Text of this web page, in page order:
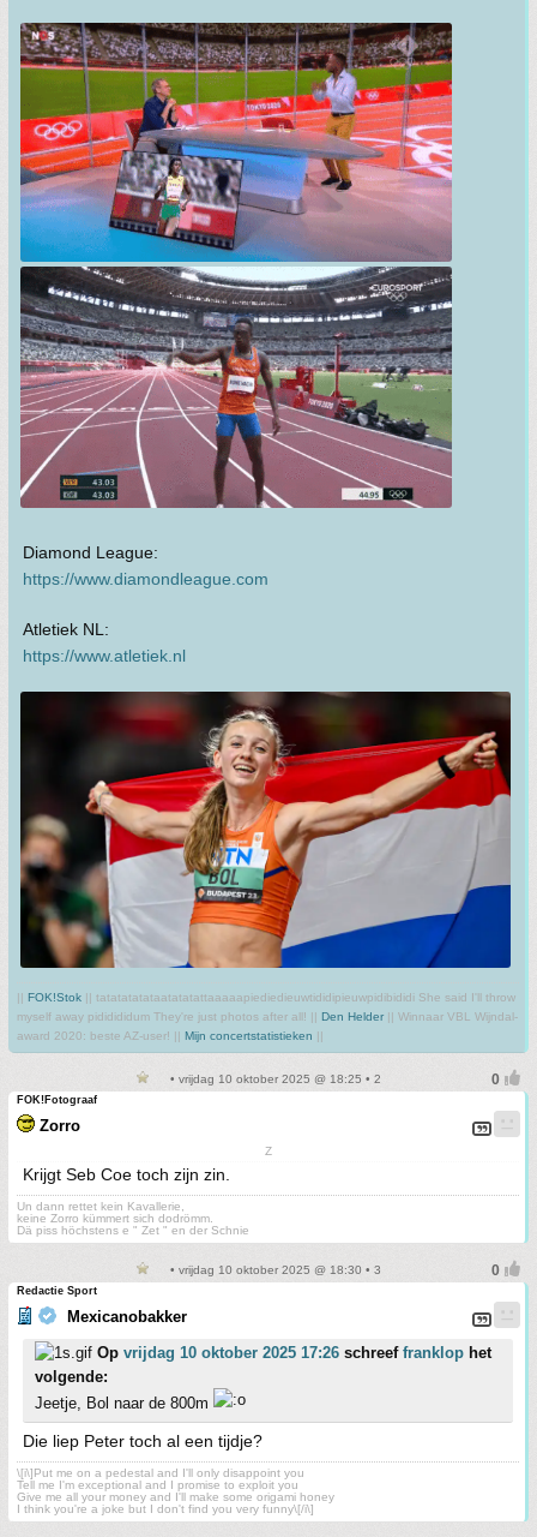
Diamond League:
https://www.diamondleague.com
Atletiek NL:
https://www.atletiek.nl
|| FOK!Stok || tatatatatataatatatattaaaaapiediedieuwtididipieuwpidibididi She said I'll throw
myself away pididididum They're just photos after all! || Den Helder || Winnaar VBL Wijndal-
award 2020: beste AZ-user! || Mijn concertstatistieken ||
• vrijdag 10 oktober 2025 @ 18:25 • 2
FOK!Fotograaf
Zorro
Z
Krijgt Seb Coe toch zijn zin.
Un dann rettet kein Kavallerie,
keine Zorro kümmert sich dodrömm.
Dä piss höchstens e " Zet " en der Schnie
• vrijdag 10 oktober 2025 @ 18:30 • 3
Redactie Sport
Mexicanobakker
Op vrijdag 10 oktober 2025 17:26 schreef franklop het
volgende:
Jeetje, Bol naar de 800m
Die liep Peter toch al een tijdje?
\[i\]Put me on a pedestal and I'll only disappoint you
Tell me I'm exceptional and I promise to exploit you
Give me all your money and I'll make some origami honey
I think you're a joke but I don't find you very funny\[/i\]